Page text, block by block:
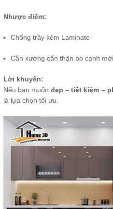
Nhược điểm:
Chống trầy kém Laminate
Cần xưởng cẩn thận bo cạnh
Lời khuyên:
Nếu bạn muốnđẹp – tiết kiệm –
là lựa chọn tối ưu.